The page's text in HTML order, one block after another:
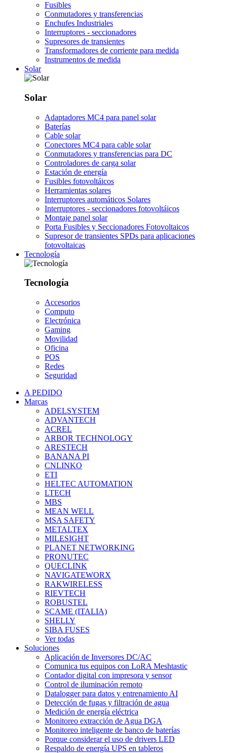
Fusibles
Conmutadores y transferencias
Enchufes Industriales
Interruptores - seccionadores
Supresores de transientes
Transformadores de corriente para medida
Instrumentos de medida
Solar
Solar
Adaptadores MC4 para panel solar
Baterías
Cable solar
Conectores MC4 para cable solar
Conmutadores y transferencias para DC
Controladores de carga solar
Estación de energía
Fusibles fotovoltáicos
Herramientas solares
Interruptores automáticos Solares
Interruptores - seccionadores fotovoltáicos
Montaje panel solar
Porta Fusibles y Seccionadores Fotovoltaicos
Supresor de transientes SPDs para aplicaciones
fotovoltaicas
Tecnología
Tecnología
Accesorios
Computo
Electrónica
Gaming
Movilidad
Oficina
POS
Redes
Seguridad
A PEDIDO
Marcas
ADELSYSTEM
ADVANTECH
ACREL
ARBOR TECHNOLOGY
ARESTECH
BANANA PI
CNLINKO
ETI
HELTEC AUTOMATION
LTECH
MBS
MEAN WELL
MSA SAFETY
METALTEX
MILESIGHT
PLANET NETWORKING
PRONUTEC
QUECLINK
NAVIGATEWORX
RAKWIRELESS
RIEVTECH
ROBUSTEL
SCAME (ITALIA)
SHELLY
SIBA FUSES
Ver todas
Soluciones
Aplicación de Inversores DC/AC
Comunica tus equipos con LoRA Meshtastic
Contador digital con impresora y sensor
Control de iluminación remoto
Datalogger para datos y entrenamiento AI
Detección de fugas y filtración de agua
Medición de energía eléctrica
Monitoreo extracción de Agua DGA
Monitoreo inteligente de banco de baterías
Porque considerar el uso de drivers LED
Respaldo de energía UPS en tableros